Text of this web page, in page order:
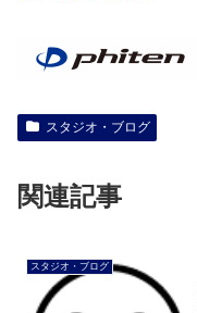
スタジオ・ブログ
関連記事
スタジオ・ブログ